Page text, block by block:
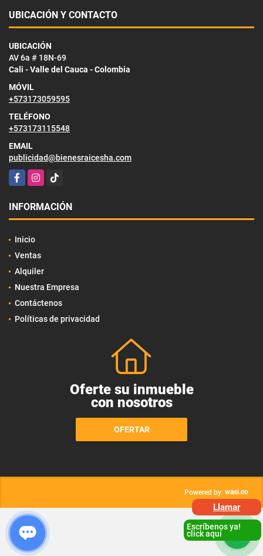
UBICACIÓN Y CONTACTO
UBICACIÓN
AV 6a # 18N-69
Cali - Valle del Cauca - Colombia
MÓVIL
+573173059595
TELÉFONO
+573173115548
EMAIL
publicidad@bienesraicesha.com
FacebookInstagram
TikTok
INFORMACIÓN
Inicio
Ventas
Alquiler
Nuestra Empresa
Contáctenos
Políticas de privacidad
Oferte su inmueble
con nosotros
OFERTAR
Powered by: wasi.co
Escríbenos ya!
click aquí
Llamar